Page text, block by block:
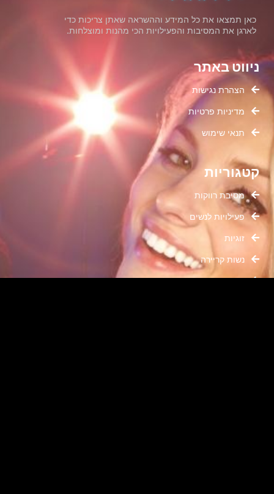
כאן תמצאו את כל המידע וההשראה שאתן צריכות כדי
לארגן את המסיבות והפעילויות הכי מהנות ומוצלחות.
ניווט באתר
הצהרת נגישות
מדיניות פרטיות
תנאי שימוש
קטגוריות
מסיבת רווקות
פעילויות לנשים
זוגיות
נשות קריירה
היריוניות ואימהות